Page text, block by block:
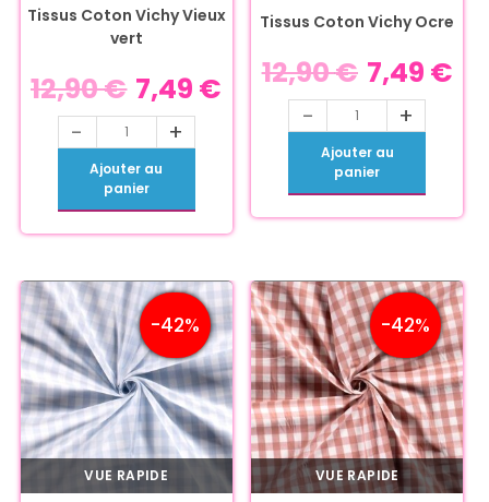
Tissus Coton Vichy Vieux
vert
12,90€ 7,49 €
- +
Ajouter au
panier
Tissus Coton Vichy Ocre
12,90€ 7,49 €
- +
Ajouter au
panier
-42%
VUE RAPIDE
-42%
VUE RAPIDE